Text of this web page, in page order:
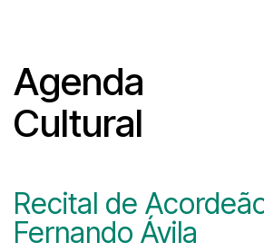
Agenda
Cultural
Recital de
Fernando Ávila